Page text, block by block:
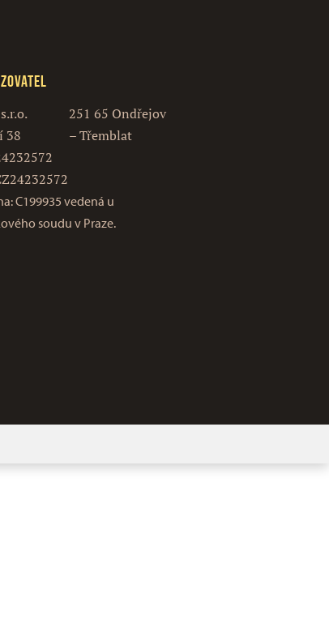
38
251 65 Ondřejov
– Třemblat
C199935 vedená u
soudu v Praze.